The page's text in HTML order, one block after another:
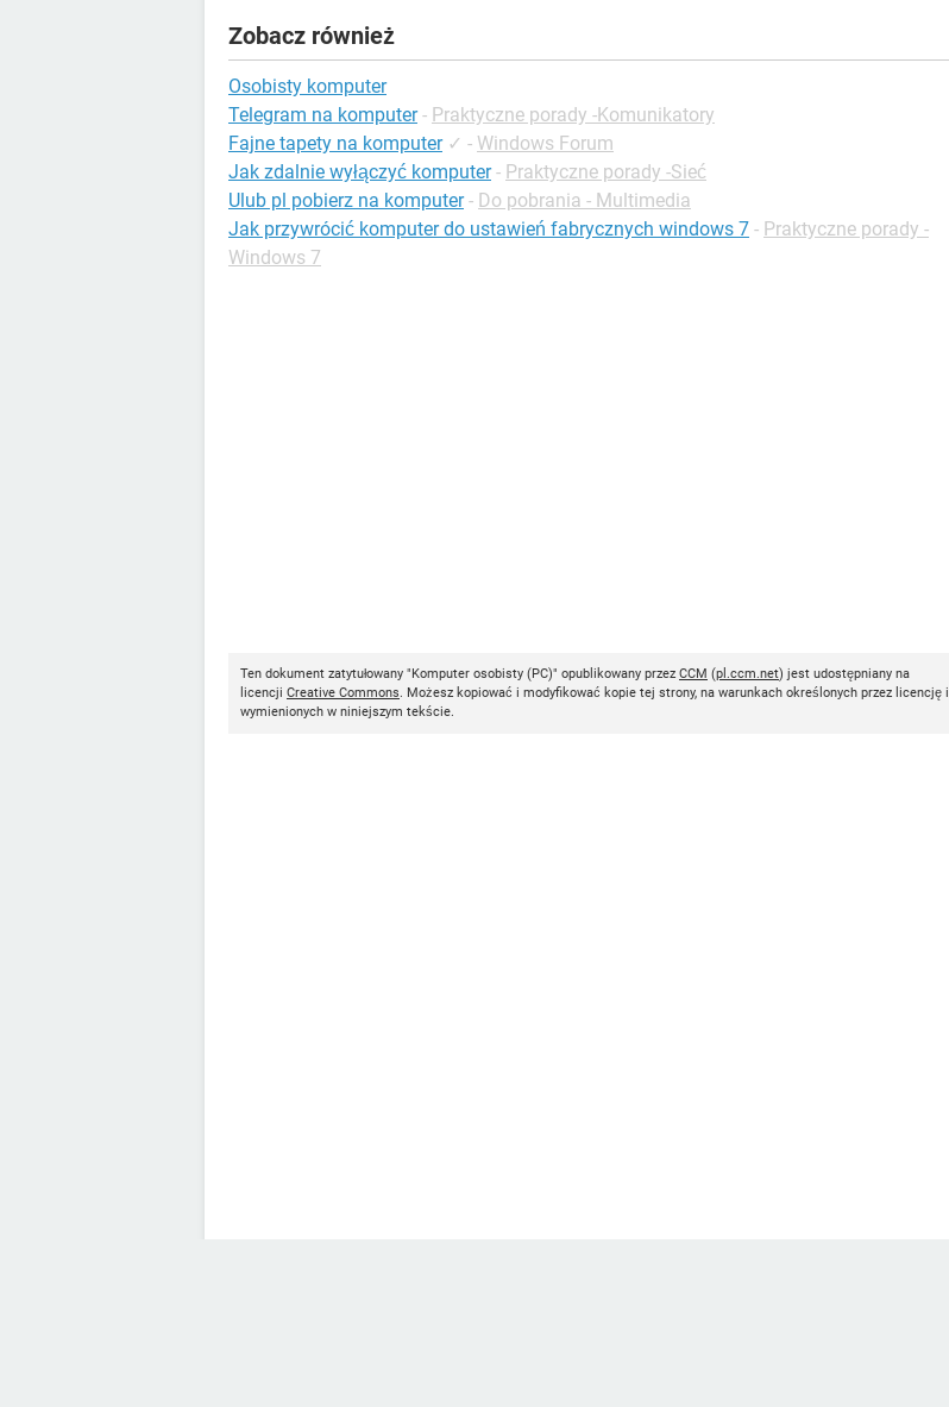
Zobacz również
Osobisty komputer
Telegram na komputer - Praktyczne porady -Komunikatory
Fajne tapety na komputer ✓ - Windows Forum
Jak zdalnie wyłączyć komputer - Praktyczne porady -Sieć
Ulub pl pobierz na komputer - Do pobrania - Multimedia
Jak przywrócić komputer do ustawień fabrycznych windows 7 - Praktyczne porady -
Windows 7
Ten dokument zatytułowany "Komputer osobisty (PC)" opublikowany przez CCM (pl.ccm.net) jest udostępniany na
licencji Creative Commons. Możesz kopiować i modyfikować kopie tej strony, na warunkach określonych przez licencję i
wymienionych w niniejszym tekście.